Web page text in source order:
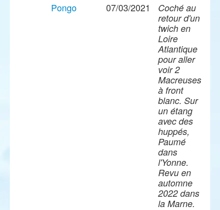
Pongo
07/03/2021
Coché au
retour d'un
twich en
Loire
Atlantique
pour aller
voir 2
Macreuses
à front
blanc. Sur
un étang
avec des
huppés,
Paumé
dans
l'Yonne.
Revu en
automne
2022 dans
la Marne.